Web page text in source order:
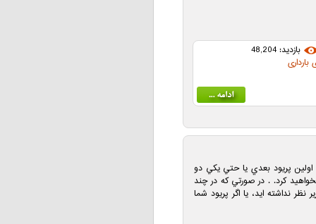
بازدید: 48,204
بارداری
اولين پريود بعدي يا حتي يكي دو
كرد. . در صورتي كه در چند
نداشته ايد، يا اگر پريود شما